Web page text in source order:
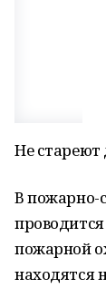
Не
В пожарно-
пожарной
находятся